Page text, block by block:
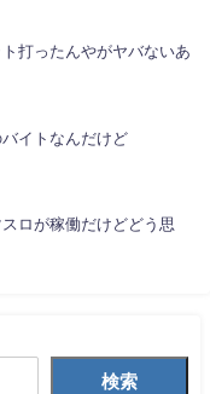
打ったんやがヤバないあ
イトなんだけど
ロが稼働だけどどう思
検索